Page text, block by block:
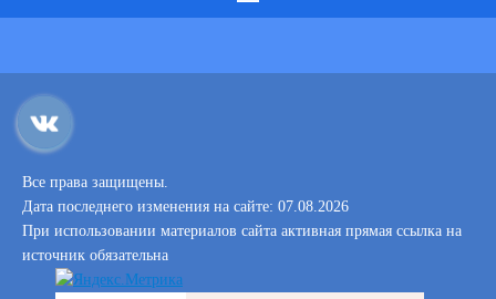
Все права защищены.
Дата последнего изменения на сайте: 07.08.2026
При использовании материалов сайта активная прямая ссылка на
источник обязательна